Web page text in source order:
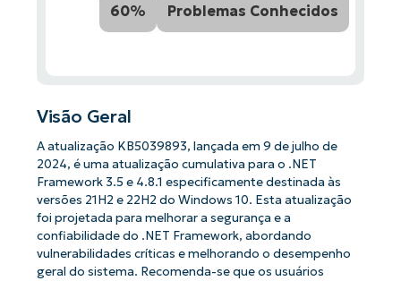
60% Problemas Conhecidos
Visão Geral
A atualização KB5039893, lançada em 9 de julho de
2024, é uma atualização cumulativa para o .NET
Framework 3.5 e 4.8.1 especificamente destinada às
versões 21H2 e 22H2 do Windows 10. Esta atualização
foi projetada para melhorar a segurança e a
confiabilidade do .NET Framework, abordando
vulnerabilidades críticas e melhorando o desempenho
geral do sistema. Recomenda-se que os usuários